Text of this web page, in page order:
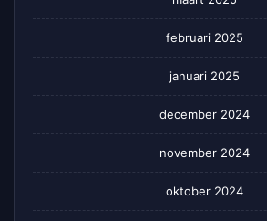
februari 2025
januari 2025
december 2024
november 2024
oktober 2024